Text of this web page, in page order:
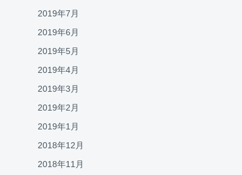
2019年7月
2019年6月
2019年5月
2019年4月
2019年3月
2019年2月
2019年1月
2018年12月
2018年11月